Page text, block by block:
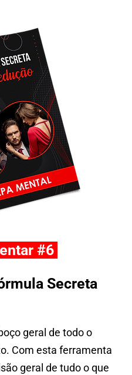
#6
Secreta
geral de todo o
Com esta ferramenta
geral de tudo o que